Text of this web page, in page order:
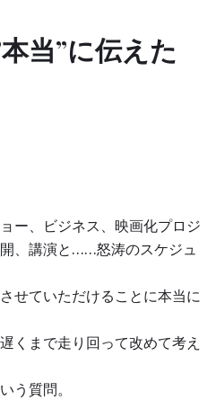
当”に伝えた
ー、ビジネス、映画化プロジ
、講演と……怒涛のスケジュ
せていただけることに本当に
くまで走り回って改めて考え
う質問。